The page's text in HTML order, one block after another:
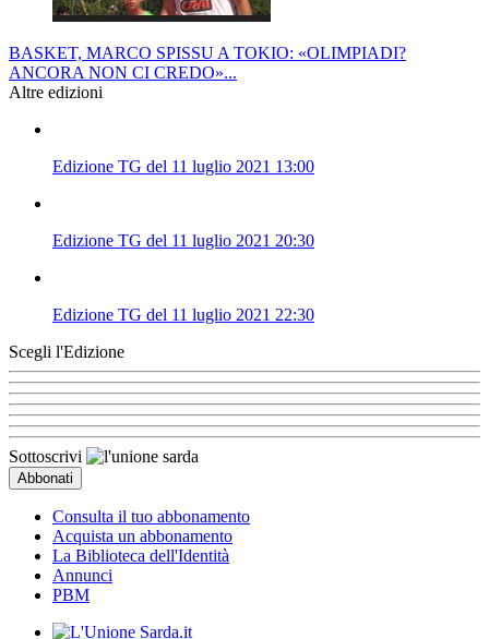
BASKET, MARCO SPISSU A TOKIO: «OLIMPIADI?
ANCORA NON CI CREDO»...
Altre edizioni
Edizione TG del 11 luglio 2021 13:00
Edizione TG del 11 luglio 2021 20:30
Edizione TG del 11 luglio 2021 22:30
Scegli l'Edizione
Sottoscrivi
Consulta il tuo abbonamento
Acquista un abbonamento
La Biblioteca dell'Identità
Annunci
PBM